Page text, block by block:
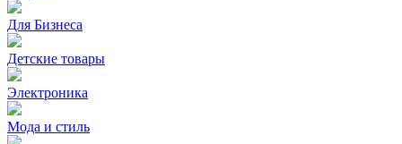
Для Бизнеса
Детские товары
Электроника
Мода и стиль